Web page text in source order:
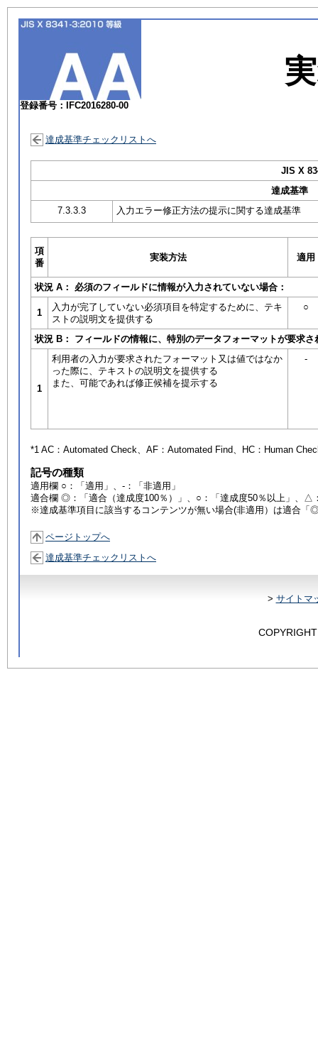
登録番号：IFC2016280-00
達成基準チェックリストへ
JIS X
達成基準
7.3.3.3
入力エラー修正方法の提示に関する達成基準
項
番
実装方法 適用
状況 A： 必須のフィールドに情報が入力されていない場合：
1
入力が完了していない必須項目を特定するために、テキ
ストの説明文を提供する
○
状況 B： フィールドの情報に、特別のデータフォーマットが要求
1
利用者の入力が要求されたフォーマット又は値ではなか
った際に、テキストの説明文を提供する
また、可能であれば修正候補を提示する
-
*1 AC： Automated Check、AF： Automated Find、HC： Human
記号の種類
適用欄 ○：「適用」、-：「非適用」
適合欄 ◎：「適合（達成度100％）」、○：「達成度50％以上」、△
※達成基準項目に該当するコンテンツが無い場合(非適用）は適合「
ページトップへ
達成基準チェックリストへ
> サイトマ